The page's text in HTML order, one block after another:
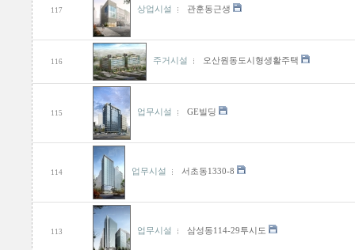
117 상업시설 관훈동근생
116 주거시설 오산원동도시형생활주택
115 업무시설 GE빌딩
114 업무시설 서초동1330-8
113 업무시설 삼성동114-29투시도